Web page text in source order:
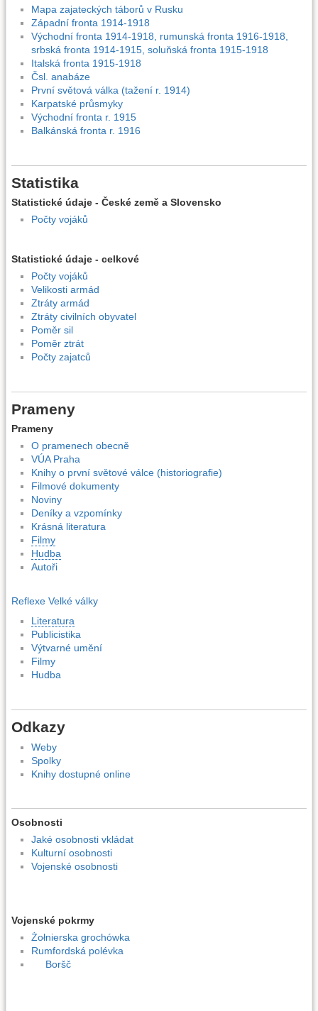
Mapa zajateckých táborů v Rusku
Západní fronta 1914-1918
Východní fronta 1914-1918, rumunská fronta 1916-1918,
srbská fronta 1914-1915, soluňská fronta 1915-1918
Italská fronta 1915-1918
Čsl. anabáze
První světová válka (tažení r. 1914)
Karpatské průsmyky
Východní fronta r. 1915
Balkánská fronta r. 1916
Statistika
Statistické údaje - České země a Slovensko
Počty vojáků
Statistické údaje - celkové
Počty vojáků
Velikosti armád
Ztráty armád
Ztráty civilních obyvatel
Poměr sil
Poměr ztrát
Počty zajatců
Prameny
Prameny
O pramenech obecně
VÚA Praha
Knihy o první světové válce (historiografie)
Filmové dokumenty
Noviny
Deníky a vzpomínky
Krásná literatura
Filmy
Hudba
Autoři
Reflexe Velké války
Literatura
Publicistika
Výtvarné umění
Filmy
Hudba
Odkazy
Weby
Spolky
Knihy dostupné online
Osobnosti
Jaké osobnosti vkládat
Kulturní osobnosti
Vojenské osobnosti
Vojenské pokrmy
Żołnierska grochówka
Rumfordská polévka
Boršč